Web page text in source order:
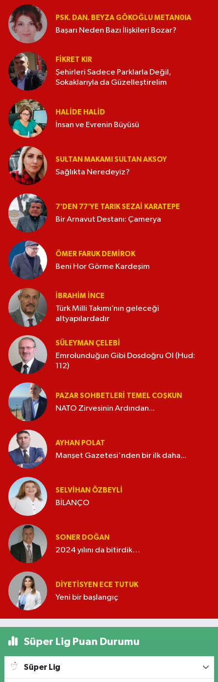
PSK. DAN. BEYZA GÖKOĞLU METAN0IA
Başarı Neden Bazı İlişkileri Bozar?
FIKRET KIR
Şehirleri Sadece Parklarla Değil,
Sokaklarıyla da Güzelleştirelim
HALIDE HALID
İnsan ve Evrenin Büyüsü
SULTAN MAKAMI SULTAN AKSOY
Sağlıkta Neredeyiz?
7'DEN 77'YE TARIK SEZAI KARATEPE
Bir Arnavut Destanı: Çamerya
ÖMER FARUK DEMIROK
Beni Hor Görme Kardeşim
İBRAHIM İNCE
Türk Milli Takımı’nın geleceği
altyapılardadır
SÜLEYMAN ÇELEBI
Emrolunduğun Gibi Dosdoğru Ol (Hud:
112)
PAZAR SOHBETLERI TEMEL COŞKUN
NATO Zirvesinin Ardından...
AYHAN POLAT
Manşet Gazetesi'nden bir ilk daha...
SELVIHAN ÖZBEYLI
BİLANÇO
SONER DOĞAN
2024 yılını da bitirdik…
DIYETISYEN ECE TUTUK
Yeni bir başlangıç
Süper Lig Puan Durumu
Süper Lig